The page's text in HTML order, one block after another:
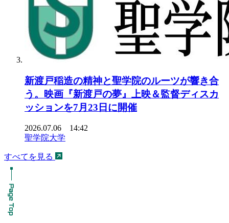
新渡戸稲造の精神と聖学院のルーツが響き合
う。映画『新渡戸の夢』上映＆監督ディスカ
ッションを7月23日に開催
2026.07.06 14:42
聖学院大学
すべてを見る